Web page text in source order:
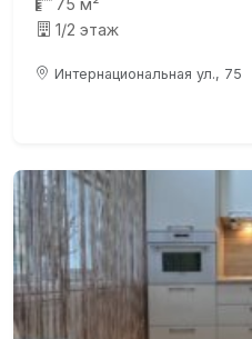
1/2 этаж
Интернациональная ул., 75